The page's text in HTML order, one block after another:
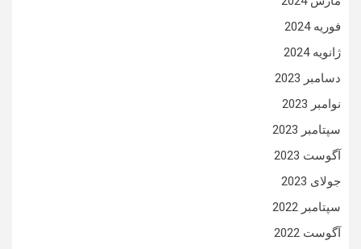
فوریه 2024
ژانویه 2024
دسامبر 2023
نوامبر 2023
سپتامبر 2023
آگوست 2023
جولای 2023
سپتامبر 2022
آگوست 2022